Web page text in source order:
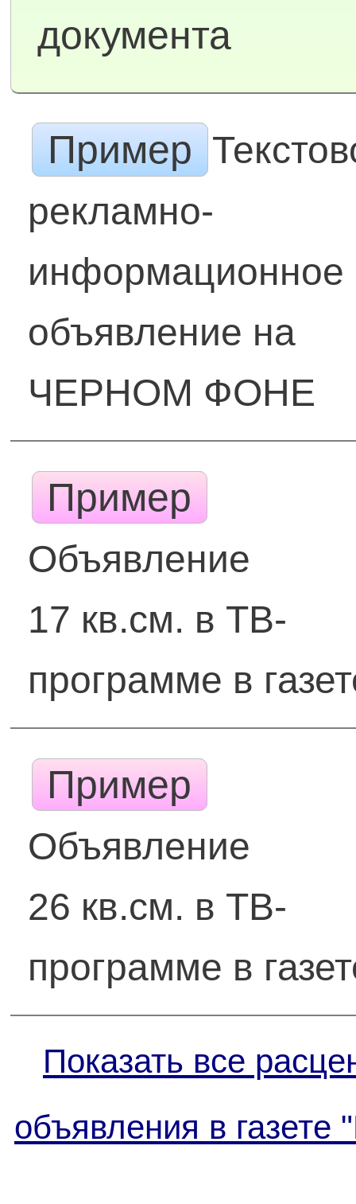
документа
Пример
рекламно-
информационное
объявление на
ЧЕРНОМ ФОНЕ
Пример
Объявление
17 кв.см. в ТВ-
программе в
Пример
Объявление
26 кв.см. в ТВ-
программе в
Показать все
объявления в газете